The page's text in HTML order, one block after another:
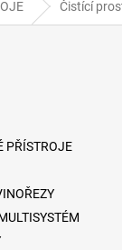
Čistící
PŘÍSTROJE